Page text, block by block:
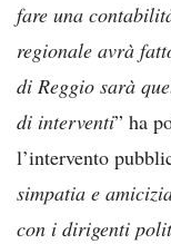
fare una
regionale avrà
di Reggio sarà
di interventi” ha
l’intervento
simpatia e
con i dirigenti